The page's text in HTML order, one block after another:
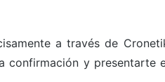
a través de
confirmación y